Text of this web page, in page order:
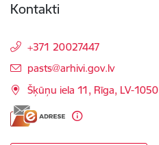
Kontakti
+371 20027447
E-pasts:
pasts@arhivi.gov.lv
Šķūņu iela 11, Rīga, LV-1050